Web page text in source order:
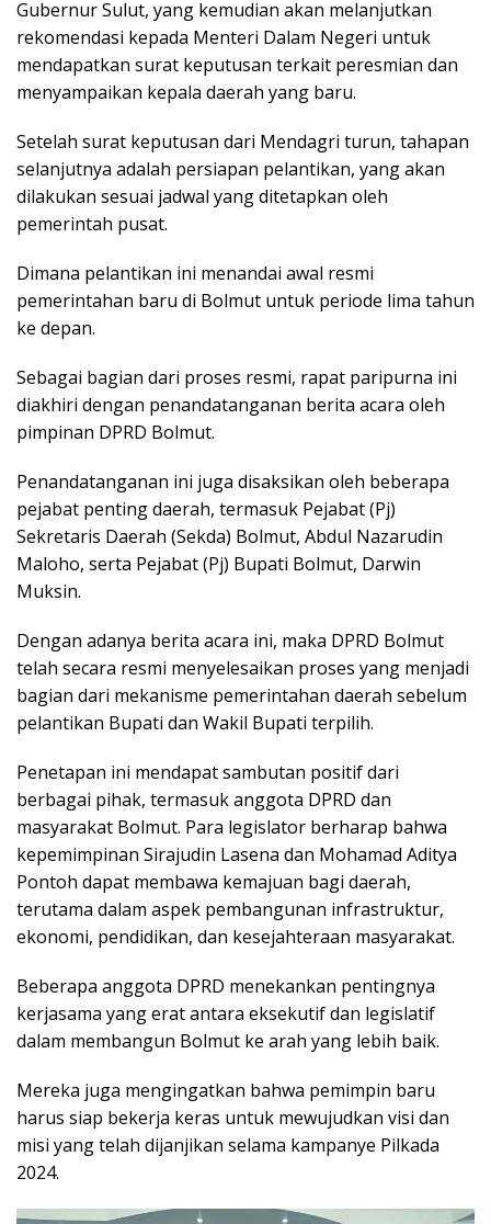
Gubernur Sulut, yang kemudian akan melanjutkan
rekomendasi kepada Menteri Dalam Negeri untuk
mendapatkan surat keputusan terkait peresmian dan
menyampaikan kepala daerah yang baru.
Setelah surat keputusan dari Mendagri turun, tahapan
selanjutnya adalah persiapan pelantikan, yang akan
dilakukan sesuai jadwal yang ditetapkan oleh
pemerintah pusat.
Dimana pelantikan ini menandai awal resmi
pemerintahan baru di Bolmut untuk periode lima tahun
ke depan.
Sebagai bagian dari proses resmi, rapat paripurna ini
diakhiri dengan penandatanganan berita acara oleh
pimpinan DPRD Bolmut.
Penandatanganan ini juga disaksikan oleh beberapa
pejabat penting daerah, termasuk Pejabat (Pj)
Sekretaris Daerah (Sekda) Bolmut, Abdul Nazarudin
Maloho, serta Pejabat (Pj) Bupati Bolmut, Darwin
Muksin.
Dengan adanya berita acara ini, maka DPRD Bolmut
telah secara resmi menyelesaikan proses yang menjadi
bagian dari mekanisme pemerintahan daerah sebelum
pelantikan Bupati dan Wakil Bupati terpilih.
Penetapan ini mendapat sambutan positif dari
berbagai pihak, termasuk anggota DPRD dan
masyarakat Bolmut. Para legislator berharap bahwa
kepemimpinan Sirajudin Lasena dan Mohamad Aditya
Pontoh dapat membawa kemajuan bagi daerah,
terutama dalam aspek pembangunan infrastruktur,
ekonomi, pendidikan, dan kesejahteraan masyarakat.
Beberapa anggota DPRD menekankan pentingnya
kerjasama yang erat antara eksekutif dan legislatif
dalam membangun Bolmut ke arah yang lebih baik.
Mereka juga mengingatkan bahwa pemimpin baru
harus siap bekerja keras untuk mewujudkan visi dan
misi yang telah dijanjikan selama kampanye Pilkada
2024.